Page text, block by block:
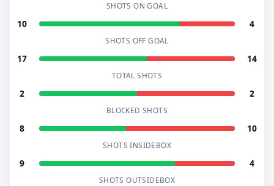
SHOTS ON GOAL
10 4
SHOTS OFF GOAL
17 14
TOTAL SHOTS
2 2
BLOCKED SHOTS
8 10
SHOTS INSIDEBOX
9 4
SHOTS OUTSIDEBOX